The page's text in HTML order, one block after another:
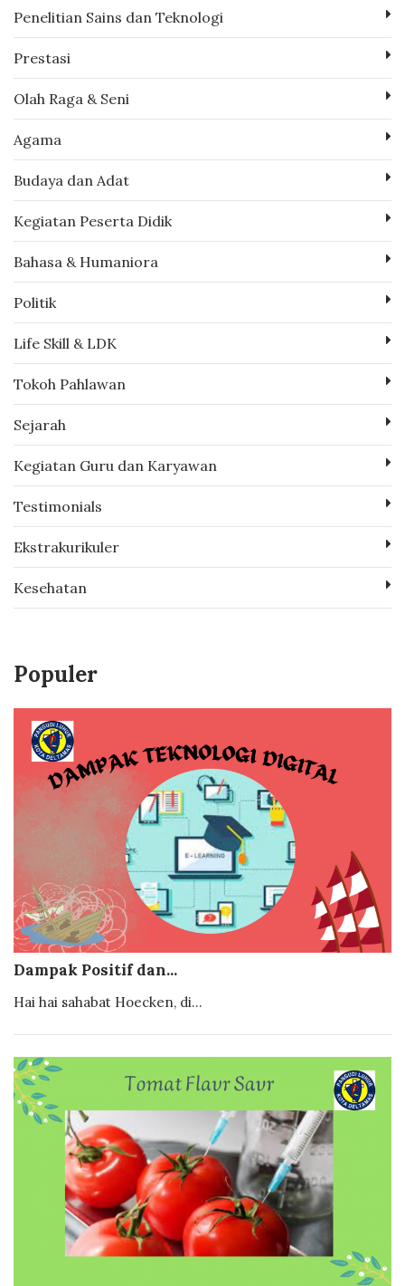
Penelitian Sains dan Teknologi
Prestasi
Olah Raga & Seni
Agama
Budaya dan Adat
Kegiatan Peserta Didik
Bahasa & Humaniora
Politik
Life Skill & LDK
Tokoh Pahlawan
Sejarah
Kegiatan Guru dan Karyawan
Testimonials
Ekstrakurikuler
Kesehatan
Populer
Dampak Positif dan...
Hai hai sahabat Hoecken, di...